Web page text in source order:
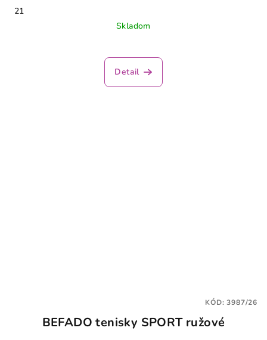
21
Skladom
Detail
BEFADO tenisky SPORT ružové
KÓD:3987/26